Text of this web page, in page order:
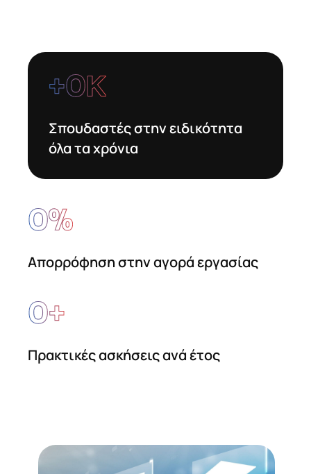
+0Κ
Σπουδαστές στην ειδικότητα
όλα τα χρόνια
0%
Απορρόφηση στην αγορά εργασίας
0+
Πρακτικές ασκήσεις ανά έτος